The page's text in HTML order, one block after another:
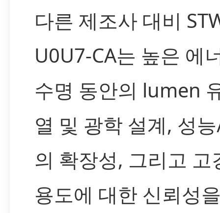
다른 제조사 대비
U0U7-CA는 높은 에
수명 동안의 lumen
열 및 광학 설계, 성
의 확장성, 그리고 고
용도에 대한 신뢰성